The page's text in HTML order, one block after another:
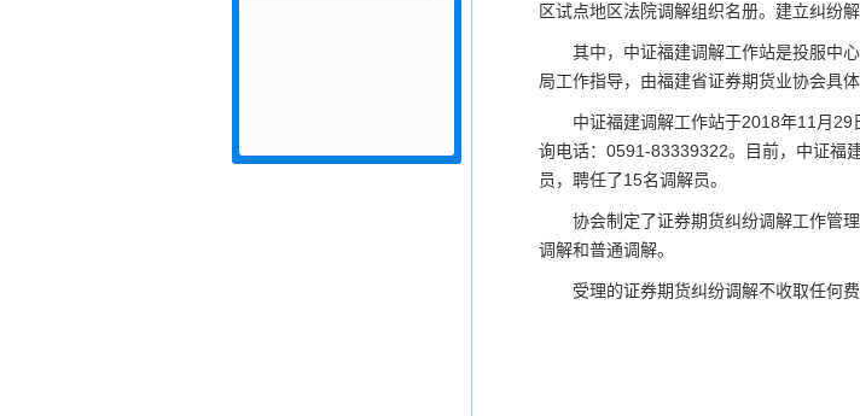
区试点地区法院调解组织名册。建立纠纷
其中，中证福建调解工作站是投服中
局工作指导，由福建省证券期货业协会具
中证福建调解工作站于2018年11月29
询电话：0591-83339322。目前，中证福
员，聘任了15名调解员。
协会制定了证券期货纠纷调解工作管
调解和普通调解。
受理的证券期货纠纷调解不收取任何费